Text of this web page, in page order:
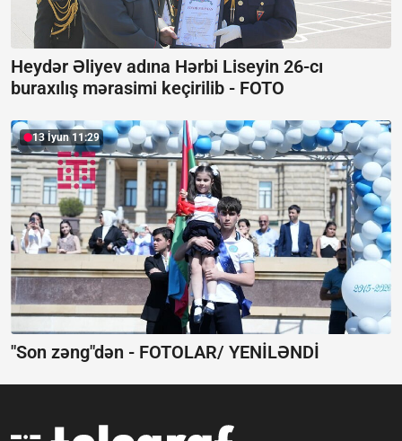
Heydər Əliyev adına Hərbi Liseyin 26-cı
buraxılış mərasimi keçirilib - FOTO
13 İyun 11:29
"Son zəng"dən - FOTOLAR/ YENİLƏNDİ